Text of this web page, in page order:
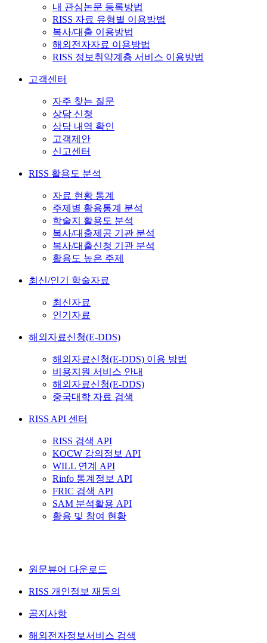
내 관심논문 등록방법
RISS 자료 유형별 이용방법
복사/대출 이용방법
해외전자자료 이용방법
RISS 정보취약계층 서비스 이용방법
고객센터
자주 찾는 질문
상담 신청
상담 내역 확인
고객제안
신고센터
RISS 활용도 분석
자료 현황 통계
주제별 활용통계 분석
학술지 활용도 분석
복사/대출제공 기관 분석
복사/대출신청 기관 분석
활용도 높은 주제
최신/인기 학술자료
최신자료
인기자료
해외자료신청(E-DDS)
해외자료신청(E-DDS) 이용 방법
비용지원 서비스 안내
해외자료신청(E-DDS)
중국대학 자료 검색
RISS API 센터
RISS 검색 API
KOCW 강의정보 API
WILL 연계 API
Rinfo 통계정보 API
FRIC 검색 API
SAM 분석활용 API
활용 및 참여 현황
원문뷰어 다운로드
RISS 개인정보 재동의
공지사항
해외전자정보서비스 검색